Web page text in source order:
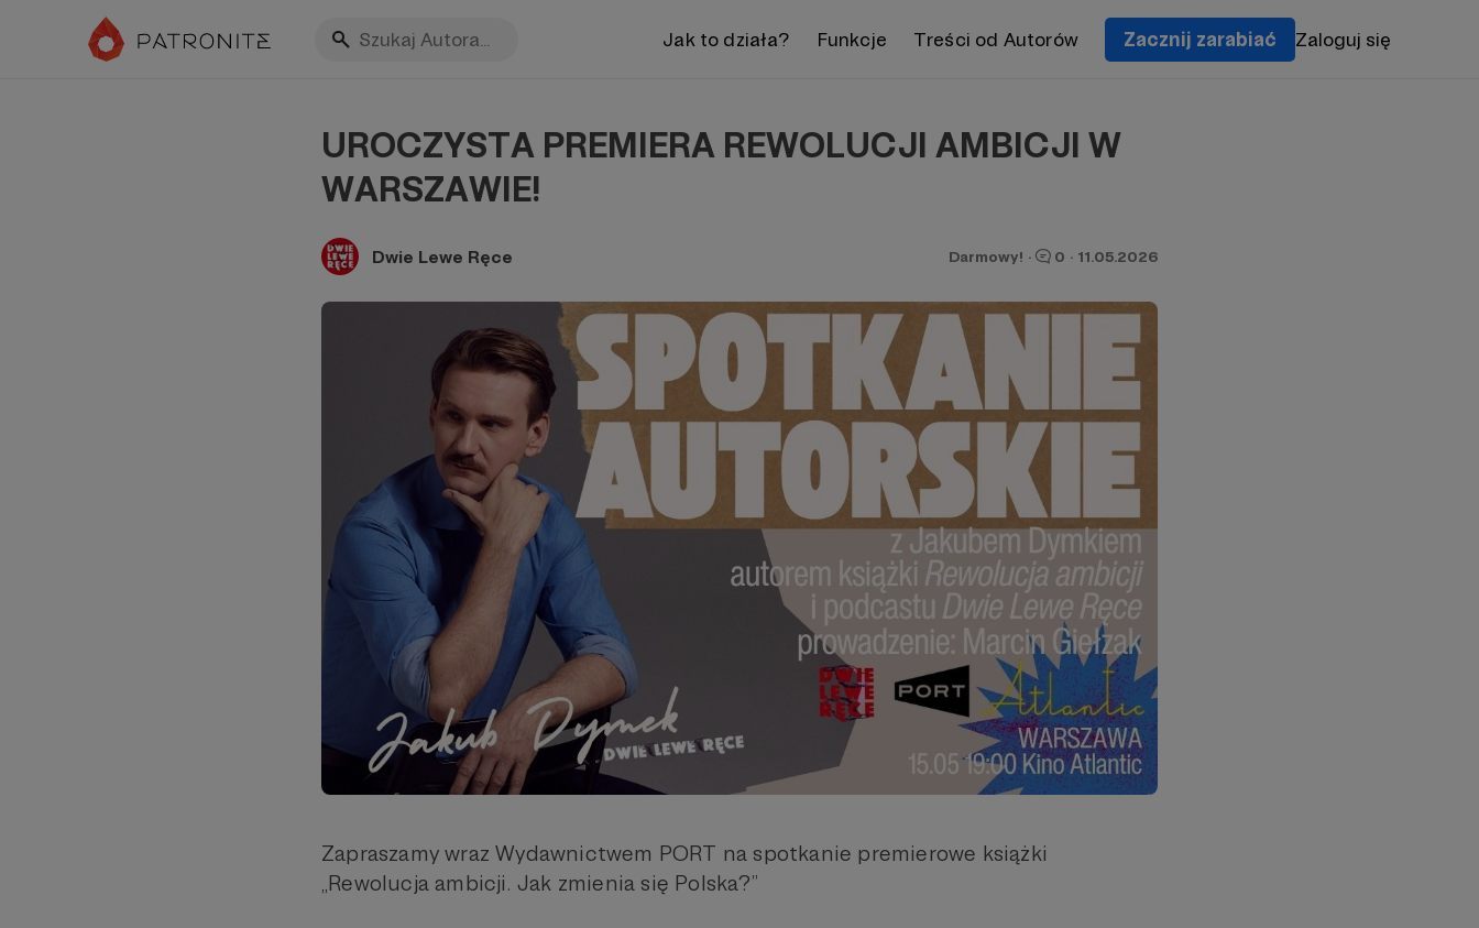
Jak to działa? Funkcje Treści od Autorów Zacznij zarabiać Zaloguj się
UROCZYSTA PREMIERA REWOLUCJI AMBICJI W
WARSZAWIE!
Dwie Lewe Ręce Darmowy! · 0 · 11.05.2026
Zapraszamy wraz Wydawnictwem PORT na spotkanie premierowe książki
„Rewolucja ambicji. Jak zmienia się Polska?”